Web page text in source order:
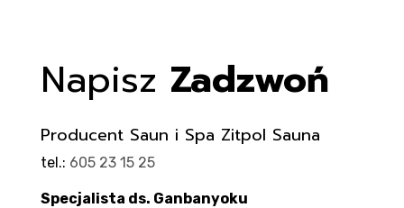
Napisz Zadzwoń
Producent Saun i Spa Zitpol Sauna
tel.: 605 23 15 25
Specjalista ds. Ganbanyoku